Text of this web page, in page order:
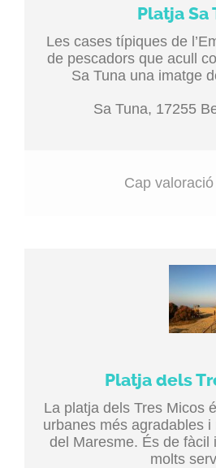
Platja Sa
Les cases típiques de
de pescadors que acull
Sa Tuna una imatge
Sa Tuna, 17255
Cap
Platja dels
La platja dels Tres Micos
urbanes més agradables
del Maresme. És de fàcil
molts